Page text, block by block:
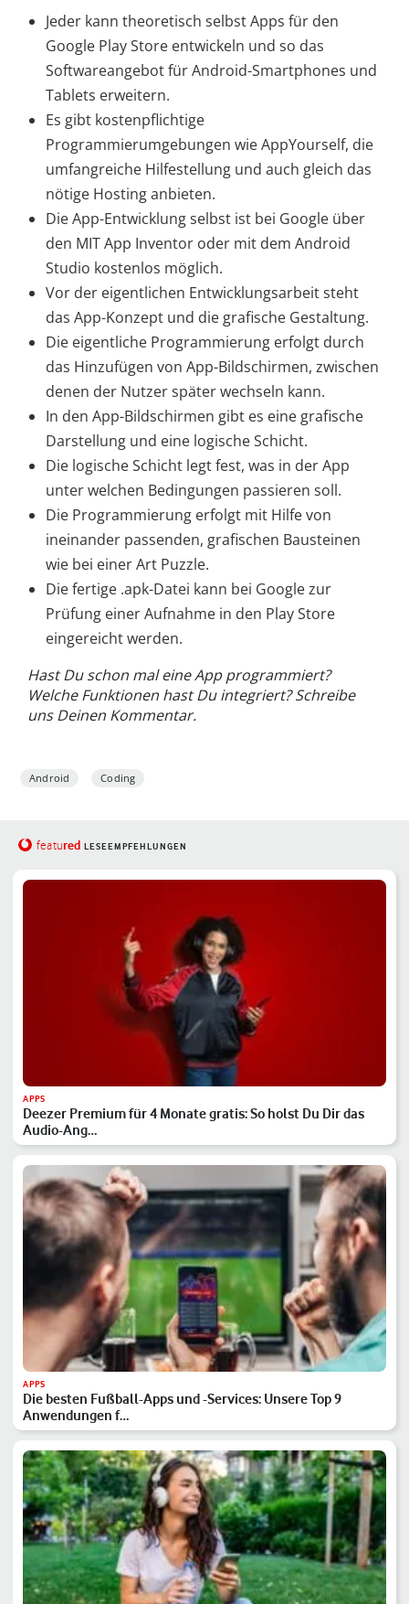
Jeder kann theoretisch selbst Apps für den
Google Play Store entwickeln und so das
Softwareangebot für Android-Smartphones und
Tablets erweitern.
Es gibt kostenpflichtige
Programmierumgebungen wie AppYourself, die
umfangreiche Hilfestellung und auch gleich das
nötige Hosting anbieten.
Die App-Entwicklung selbst ist bei Google über
den MIT App Inventor oder mit dem Android
Studio kostenlos möglich.
Vor der eigentlichen Entwicklungsarbeit steht
das App-Konzept und die grafische Gestaltung.
Die eigentliche Programmierung erfolgt durch
das Hinzufügen von App-Bildschirmen, zwischen
denen der Nutzer später wechseln kann.
In den App-Bildschirmen gibt es eine grafische
Darstellung und eine logische Schicht.
Die logische Schicht legt fest, was in der App
unter welchen Bedingungen passieren soll.
Die Programmierung erfolgt mit Hilfe von
ineinander passenden, grafischen Bausteinen
wie bei einer Art Puzzle.
Die fertige .apk-Datei kann bei Google zur
Prüfung einer Aufnahme in den Play Store
eingereicht werden.
Hast Du schon mal eine App programmiert?
Welche Funktionen hast Du integriert? Schreibe
uns Deinen Kommentar.
Android Coding
featured LESEEMPFEHLUNGEN
APPS
Deezer Premium für 4 Monate gratis: So holst Du Dir das
Audio-Ang…
APPS
Die besten Fußball-Apps und -Services: Unsere Top 9
Anwendungen f…